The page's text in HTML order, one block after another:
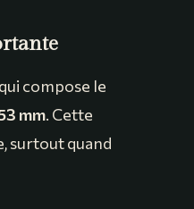
compose le
mm. Cette
surtout quand